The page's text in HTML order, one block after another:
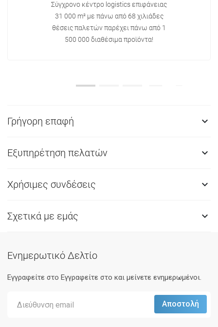
Σύγχρονο κέντρο logistics επιφάνειας
31 000 m² με πάνω από 68 χιλιάδες
θέσεις παλετών παρέχει πάνω από 1
500 000 διαθέσιμα προϊόντα!
Γρήγορη επαφή 
Εξυπηρέτηση πελατών 
Χρήσιμες συνδέσεις 
Σχετικά με εμάς 
Ενημερωτικό Δελτίο
Εγγραφείτε στο Eγγραφείτε στο και μείνετε ενημερωμένοι.